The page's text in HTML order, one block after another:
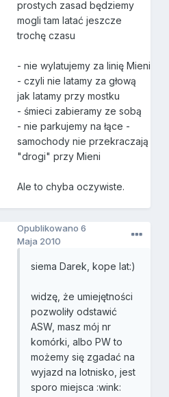
prostych zasad będziemy
mogli tam latać jeszcze
trochę czasu
- nie wylatujemy za linię Mieni
- czyli nie latamy za głową
jak latamy przy mostku
- śmieci zabieramy ze sobą
- nie parkujemy na łące -
samochody nie przekraczają
"drogi" przy Mieni
Ale to chyba oczywiste.
Opublikowano6
Maja 2010
siema Darek, kope lat:)
widzę, że umiejętności
pozwoliły odstawić
ASW, masz mój nr
komórki, albo PW to
możemy się zgadać na
wyjazd na lotnisko, jest
sporo miejsca :wink: